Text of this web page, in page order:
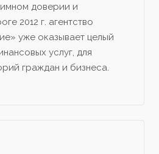
доверии и
2012 г. агентство
уже оказывает целый
услуг, для
граждан и бизнеса.